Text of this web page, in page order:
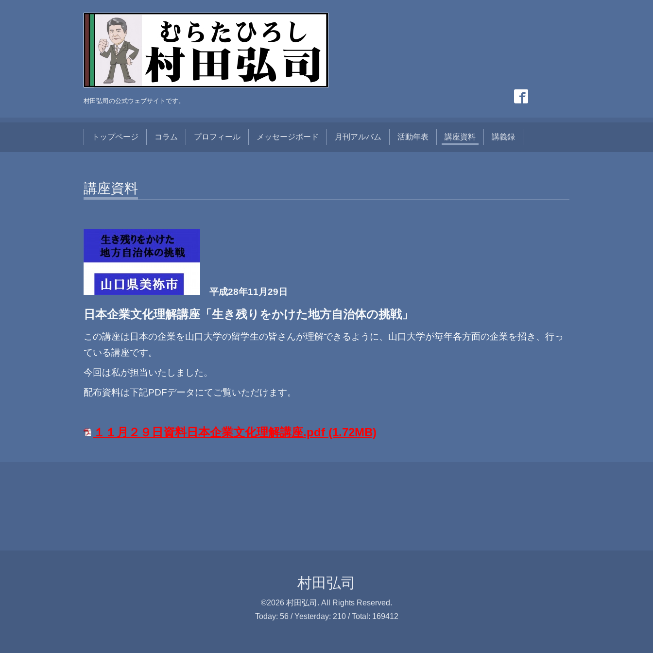
村田弘司の公式ウェブサイトです。
トップページ コラム プロフィール メッセージボード 月刊アルバム 活動年表 講座資料 講義録
講座資料
平成28年11月29日
日本企業文化理解講座「生き残りをかけた地方自治体の挑戦」
この講座は日本の企業を山口大学の留学生の皆さんが理解できるように、山口大学が毎年各方面の企業を招き、行っ
ている講座です。
今回は私が担当いたしました。
配布資料は下記PDFデータにてご覧いただけます。
１１月２９日資料日本企業文化理解講座.pdf (1.72MB)
村田弘司
©2026 村田弘司 . All Rights Reserved.
Today: 56 / Yesterday: 210/ Total: 169412